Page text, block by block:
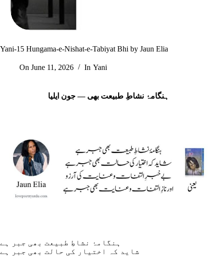
Yani-15 Hungama-e-Nishat-e-Tabiyat Bhi by Jaun Elia
On June 11, 2026 In Yani
ہنگامۂ نشاطِ طبیعت بھی — جون ایلیا
ہنگامۂ نشاطِ طبیعت بھی جبر ہے
شاید کہ اختیار کی حالت بھی جبر ہے